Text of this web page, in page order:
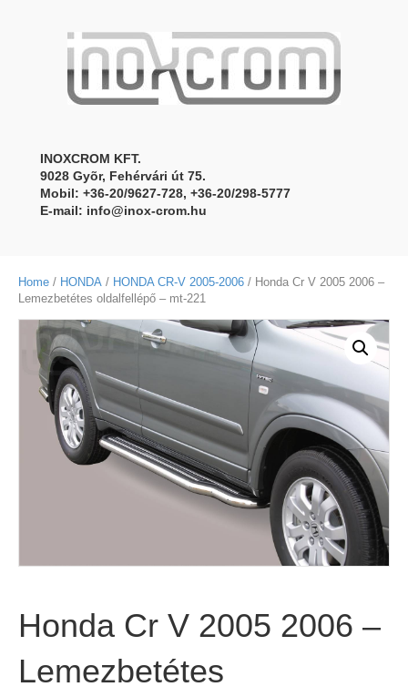
INOXCROM KFT.
9028 Gyõr, Fehérvári út 75.
Mobil: +36-20/9627-728, +36-20/298-5777
E-mail: info@inox-crom.hu
Home / HONDA / HONDA CR-V 2005-2006 / Honda Cr V 2005 2006 –
Lemezbetétes oldalfellépő – mt-221
Honda Cr V 2005 2006 –
Lemezbetétes